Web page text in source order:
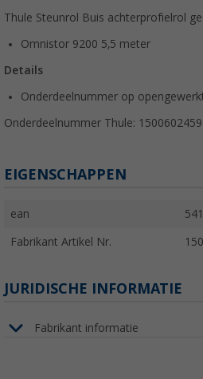
Thule Steunrol Buis achterprofielrol
Omnistor 9200 5,5 meter
Details
Onderdeelnummer op
Onderdeelnummer Thule: 1500602459
EIGENSCHAPPEN
ean
Fabrikant Artikel Nr.
JURIDISCHE INFORMATIE
Fabrikant informatie